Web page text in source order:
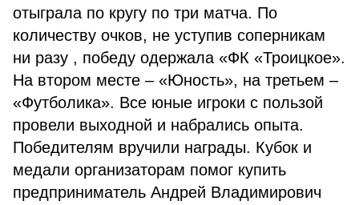
отыграла по кругу по три матча. По
количеству очков, не уступив соперникам
ни разу , победу одержала «ФК «Троицкое».
На втором месте – «Юность», на третьем –
«Футболика». Все юные игроки с пользой
провели выходной и набрались опыта.
Победителям вручили награды. Кубок и
медали организаторам помог купить
предприниматель Андрей Владимирович